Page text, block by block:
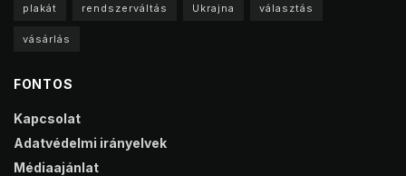
plakát rendszerváltás Ukrajna választás
vásárlás
FONTOS
Kapcsolat
Adatvédelmi irányelvek
Médiaajánlat